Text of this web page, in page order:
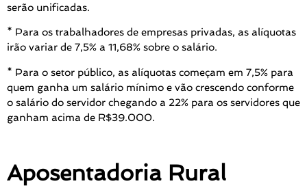
serão unificadas.
* Para os trabalhadores de empresas privadas, as alíquotas
irão variar de 7,5% a 11,68% sobre o salário.
* Para o setor público, as alíquotas começam em 7,5% para
quem ganha um salário mínimo e vão crescendo conforme
o salário do servidor chegando a 22% para os servidores que
ganham acima de R$39.000.
Aposentadoria Rural